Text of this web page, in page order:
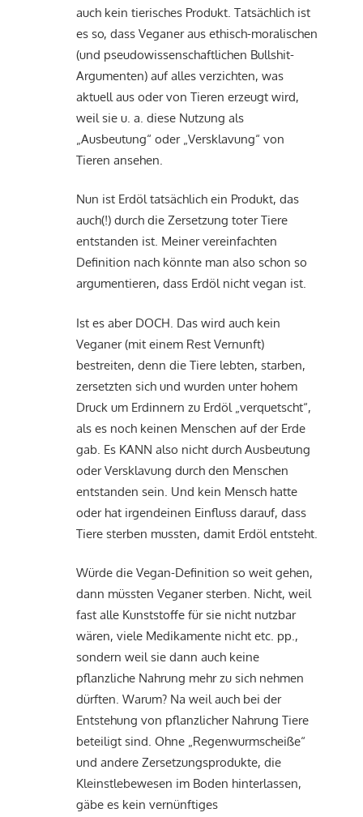
auch kein tierisches Produkt. Tatsächlich ist
es so, dass Veganer aus ethisch-moralischen
(und pseudowissenschaftlichen Bullshit-
Argumenten) auf alles verzichten, was
aktuell aus oder von Tieren erzeugt wird,
weil sie u. a. diese Nutzung als
„Ausbeutung“ oder „Versklavung“ von
Tieren ansehen.
Nun ist Erdöl tatsächlich ein Produkt, das
auch(!) durch die Zersetzung toter Tiere
entstanden ist. Meiner vereinfachten
Definition nach könnte man also schon so
argumentieren, dass Erdöl nicht vegan ist.
Ist es aber DOCH. Das wird auch kein
Veganer (mit einem Rest Vernunft)
bestreiten, denn die Tiere lebten, starben,
zersetzten sich und wurden unter hohem
Druck um Erdinnern zu Erdöl „verquetscht“,
als es noch keinen Menschen auf der Erde
gab. Es KANN also nicht durch Ausbeutung
oder Versklavung durch den Menschen
entstanden sein. Und kein Mensch hatte
oder hat irgendeinen Einfluss darauf, dass
Tiere sterben mussten, damit Erdöl entsteht.
Würde die Vegan-Definition so weit gehen,
dann müssten Veganer sterben. Nicht, weil
fast alle Kunststoffe für sie nicht nutzbar
wären, viele Medikamente nicht etc. pp.,
sondern weil sie dann auch keine
pflanzliche Nahrung mehr zu sich nehmen
dürften. Warum? Na weil auch bei der
Entstehung von pflanzlicher Nahrung Tiere
beteiligt sind. Ohne „Regenwurmscheiße“
und andere Zersetzungsprodukte, die
Kleinstlebewesen im Boden hinterlassen,
gäbe es kein vernünftiges